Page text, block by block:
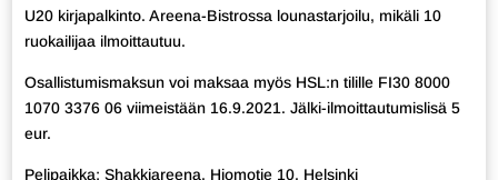
U20 kirjapalkinto. Areena-Bistrossa lounastarjoilu, mikäli 10
ruokailijaa ilmoittautuu.
Osallistumismaksun voi maksaa myös HSL:n tilille FI30 8000
1070 3376 06 viimeistään 16.9.2021. Jälki-ilmoittautumislisä 5
eur.
Pelipaikka: Shakkiareena, Hiomotie 10, Helsinki